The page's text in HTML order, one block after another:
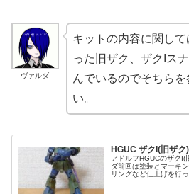
ヴァルダ
キットの内容に関し
った旧ザク、ザクIス
んでいるのでそちら
い。
HGUC ザクI(旧ザ
アドルフHGUCのザクI(
ダ前回は塗装とマーキ
リングなど仕上げを行